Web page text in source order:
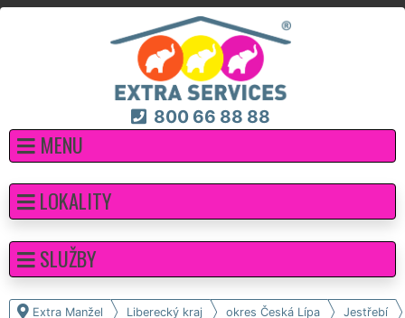
800 66 88 88
MENU
Extra Manžel Liberecký kraj okres Česká Lípa Jestřebí
LOKALITY
SLUŽBY